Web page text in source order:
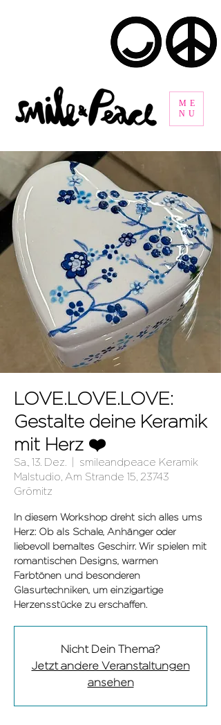
ME
NU
LOVE.LOVE.LOVE:
Gestalte deine Keramik
mit Herz ❤️
Sa., 13. Dez.
smileandpeace Keramik
Malstudio, Am Strande 15, 23743
Grömitz
In diesem Workshop dreht sich alles ums
Herz: Ob als Schale, Anhänger oder
liebevoll bemaltes Geschirr. Wir spielen mit
romantischen Designs, warmen
Farbtönen und besonderen
Glasurtechniken, um einzigartige
Nicht Dein Thema?
Jetzt andere Veranstaltungen
ansehen